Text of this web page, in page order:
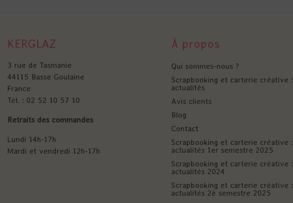
KERGLAZ
3 rue de Tasmanie
44115 Basse Goulaine
France
Tél. : 02 52 10 57 10
Retraits des commandes
Lundi 14h-17h
Mardi et vendredi 12h-17h
À propos
Qui sommes-nous ?
Scrapbooking et carterie créative :
actualités
Avis clients
Blog
Contact
Scrapbooking et carterie créative :
actualités 1er semestre 2025
Scrapbooking et carterie créative :
actualités 2024
Scrapbooking et carterie créative :
actualités 2è semestre 2025